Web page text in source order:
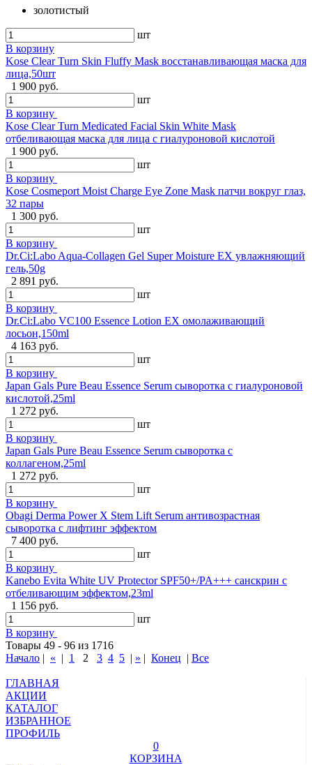
золотистый
шт
В корзину
Kose Clear Turn Skin Fluffy Mask восстанавливающая маска для
лица,50шт
1 900 руб.
шт
В корзину
Kose Clear Turn Medicated Facial Skin White Mask
отбеливающая маска для лица с гиалуроновой кислотой
1 900 руб.
шт
В корзину
Kose Cosmeport Moist Charge Eye Zone Mask патчи вокруг глаз,
32 пары
1 300 руб.
шт
В корзину
Dr.Ci:Labo Aqua-Collagen Gel Super Moisture EX увлажняющий
гель,50g
2 891 руб.
шт
В корзину
Dr.Ci:Labo VC100 Essence Lotion EX омолаживающий
лосьон,150ml
4 163 руб.
шт
В корзину
Japan Gals Pure Beau Essence Serum сыворотка с гиалуроновой
кислотой,25ml
1 272 руб.
шт
В корзину
Japan Gals Pure Beau Essence Serum сыворотка с
коллагеном,25ml
1 272 руб.
шт
В корзину
Obagi Derma Power X Stem Lift Serum антивозрастная
сыворотка с лифтинг эффектом
7 400 руб.
шт
В корзину
Kanebo Evita White UV Protector SPF50+/PA+++ санскрин с
отбеливающим эффектом,23ml
1 156 руб.
шт
В корзину
Товары 49 - 96 из 1716
Начало | « | 1 2 3 4 5 | » | Конец | Все
ГЛАВНАЯ
АКЦИИ
КАТАЛОГ
ИЗБРАННОЕ
ПРОФИЛЬ
0
КОРЗИНА